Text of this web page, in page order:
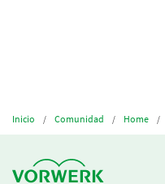
Inicio Comunidad Home